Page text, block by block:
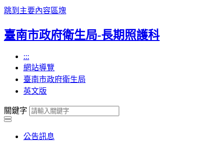
跳到主要內容區塊
臺南市政府衛生局-長期照護科
:::
網站導覽
臺南市政府衛生局
英文版
關鍵字
公告訊息